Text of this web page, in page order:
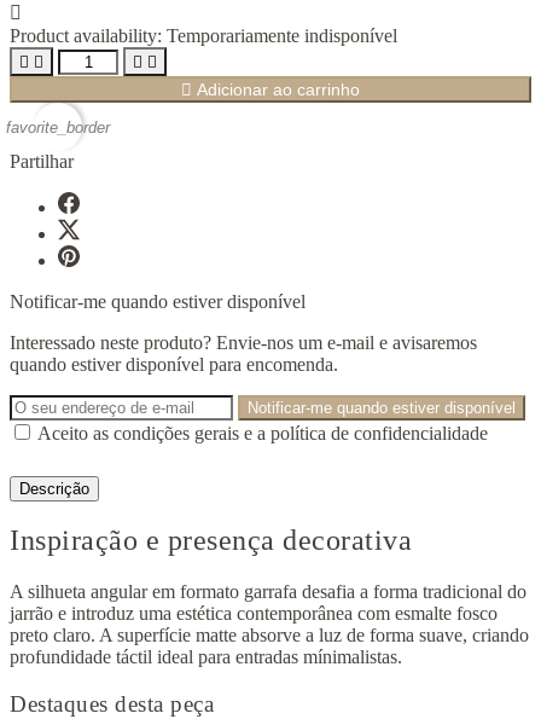

Product availability: Temporariamente indisponível
   
 Adicionar ao carrinho
favorite_border
Partilhar
Notificar-me quando estiver disponível
Interessado neste produto? Envie-nos um e-mail e avisaremos
quando estiver disponível para encomenda.
Notificar-me quando estiver disponível
Aceito as condições gerais e a política de confidencialidade
Descrição
Inspiração e presença decorativa
A silhueta angular em formato garrafa desafia a forma tradicional do
jarrão e introduz uma estética contemporânea com esmalte fosco
preto claro. A superfície matte absorve a luz de forma suave, criando
profundidade táctil ideal para entradas mínimalistas.
Destaques desta peça